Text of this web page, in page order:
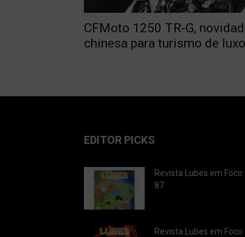
CFMoto 1250 TR-G,
chinesa para turismo de luxo
EDITOR PICKS
Revista Lubes em Foco
87
Revista Lubes em Foco